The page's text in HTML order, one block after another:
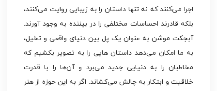
اجرا می‌کنند که نه تنها داستان را به زیبایی روایت می‌کنند،
بلکه قادرند احساسات مختلفی را در بیننده به وجود آورند.
آبجکت موشن به عنوان یک پل بین دنیای واقعی و تخیل،
به ما امکان می‌دهد داستان‌ هایی را به تصویر بکشیم که
مخاطبان را به دنیایی جدید می‌برد و آن‌ها را با قدرت
خلاقیت و ابتکار به چالش می‌کشاند. اگر به این حوزه از هنر